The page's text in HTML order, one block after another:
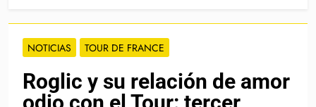
NOTICIAS TOUR DE FRANCE
Roglic y su relación de amor